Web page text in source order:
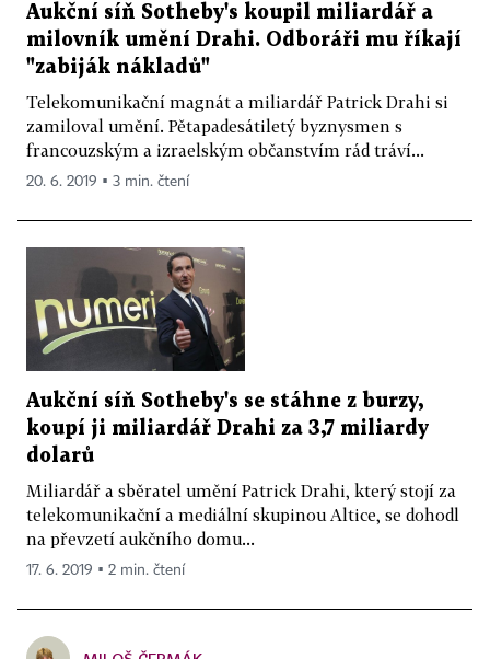
Aukční síň Sotheby's koupil miliardář a
milovník umění Drahi. Odboráři mu říkají
"zabiják nákladů"
Telekomunikační magnát a miliardář Patrick Drahi si
zamiloval umění. Pětapadesátiletý byznysmen s
francouzským a izraelským občanstvím rád tráví...
20. 6. 2019 ▪ 3 min. čtení
Aukční síň Sotheby's se stáhne z burzy,
koupí ji miliardář Drahi za 3,7 miliardy
dolarů
Miliardář a sběratel umění Patrick Drahi, který stojí za
telekomunikační a mediální skupinou Altice, se dohodl
na převzetí aukčního domu...
17. 6. 2019 ▪ 2 min. čtení